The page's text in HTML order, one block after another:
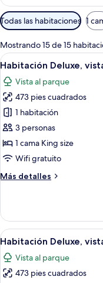
Filtros
disponibles
para
las
habitaciones
Todas las habitaciones 1
Mostrando 15 de 15
Abrir
todas
las
fotos
de
Habitación
Deluxe,
vista
parque
5
Habitación Deluxe,
Vista al parque
473 pies cuadrados
1 habitación
3 personas
1 cama King size
Wifi gratuito
Más detalles
Más
Deluxe,
vista
al
Abrir
todas
las
fotos
6
Habitación Deluxe,
Vista al parque
473 pies cuadrados